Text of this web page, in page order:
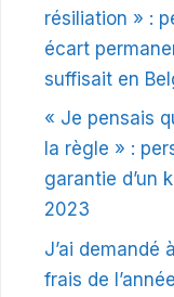
résiliation » :
écart
suffisait en
« Je pensais
la règle » :
garantie d’un
2023
J’ai demandé
frais de